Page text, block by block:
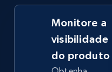
URL, Product id,
Seller reviews,
more.
2.5K+
Monitore a
visibilidade
do produto